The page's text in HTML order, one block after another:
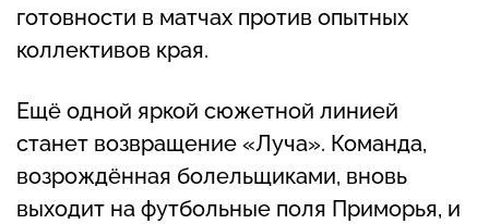
готовности в матчах против опытных
коллективов края.
Ещё одной яркой сюжетной линией
станет возвращение «Луча». Команда,
возрождённая болельщиками, вновь
выходит на футбольные поля Приморья, и